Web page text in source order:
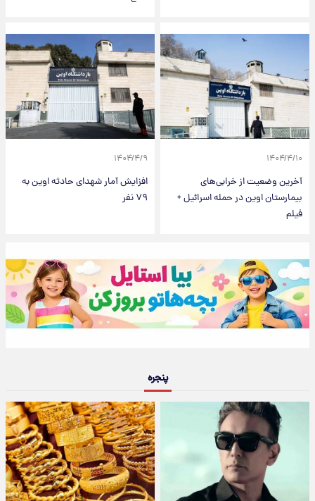
۱۴۰۴/۴/۱۰
آخرین وضعیت از خرابی‌های
بیمارستان اوین در حمله اسرائیل +
فیلم
۱۴۰۴/۴/۹
افزایش آمار شهدای حادثه اوین به
۷۹ نفر
پنجره